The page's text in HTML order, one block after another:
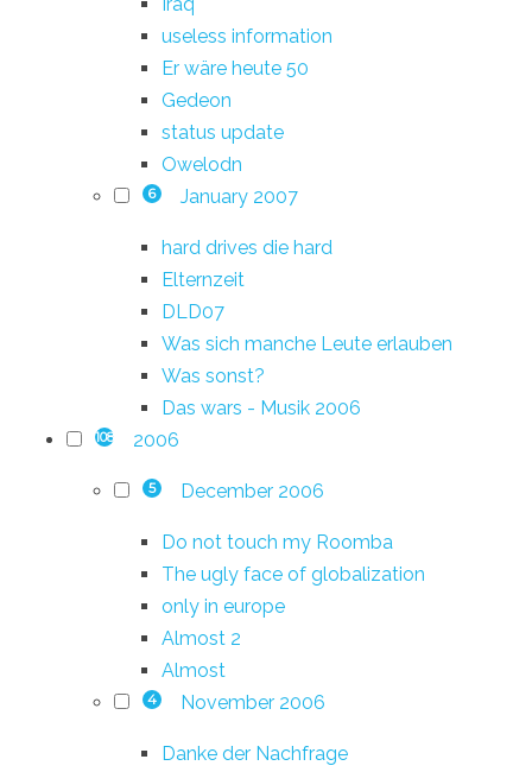
useless information
Er wäre heute 50
Gedeon
status update
Owelodn
6 January 2007
hard drives die hard
Elternzeit
DLD07
Was sich manche Leute erlauben
Was sonst?
Das wars - Musik 2006
108 2006
5 December 2006
Do not touch my Roomba
The ugly face of globalization
only in europe
Almost 2
Almost
4 November 2006
Danke der Nachfrage